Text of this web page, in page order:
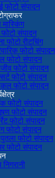
फोटो संपादन
मास्किंग
फोटो संपादन
फोटो रीटचिंग
फोटो संपादन
फोटो संपादन
फोटो संपादन
फोटो संपादन
फोटो संपादन
फोटो संपादन
फोटो संपादन
फोटो संपादन
फोटो संपादन
फोटो संपादन
फोटो संपादन
निगरानी